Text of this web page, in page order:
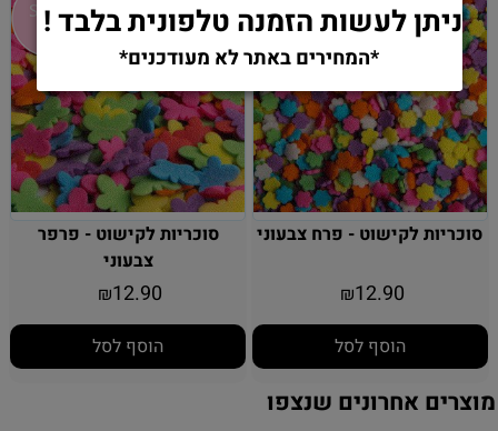
סוכריות לקישוט - פרח צבעוני
₪12.90
הוסף לסל
סוכריות לקישוט - פרפר
צבעוני
₪12.90
הוסף לסל
מוצרים אחרונים שנצפו
ניתן לעשות הזמנה טלפונית בלבד !
*המחירים באתר לא מעודכנים*